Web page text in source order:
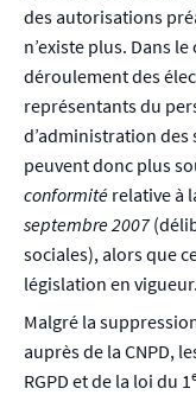
des autorisations
n’existe plus. Dans
déroulement des
représentants du
d’administration des
peuvent donc plus
conformité relative à
septembre 2007
sociales), alors que
législation en vigueur.
Malgré la
auprès de la CNPD,
RGPD et de la loi du 1